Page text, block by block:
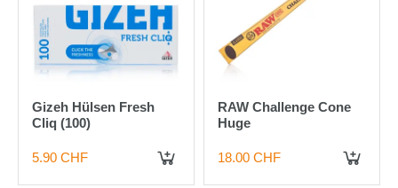
Gizeh Hülsen Fresh
Cliq (100)
5.90 CHF
RAW Challenge Cone
Huge
18.00 CHF